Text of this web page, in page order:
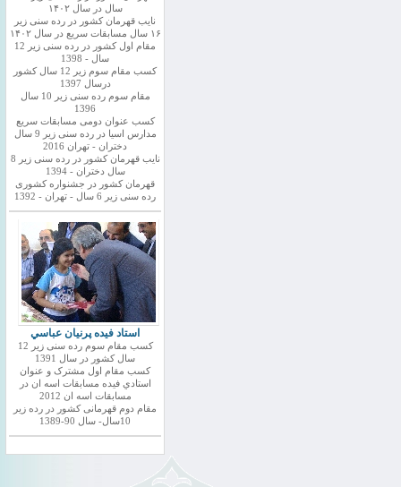
سال در سال ۱۴۰۲
نایب قهرمان کشور در رده سنی زیر
۱۶ سال مسابقات سریع در سال ۱۴۰۲
مقام اول کشور در رده سنی زیر 12
سال - 1398
کسب مقام سوم زیر 12 سال کشور
درسال 1397
مقام سوم رده سنی زیر 10 سال
1396
کسب عنوان دومی مسابقات سریع
مدارس اسیا در رده سنی زیر 9 سال
دختران - تهران 2016
نایب قهرمان کشور در رده سنی زیر 8
سال دختران - 1394
قهرمان کشور در جشنواره کشوری
رده سنی زیر 6 سال - تهران - 1392
استاد فيده پرنيان عباسي
کسب مقام سوم رده سنی زیر 12
سال کشور در سال 1391
کسب مقام اول مشترک و عنوان
استادي فيده مسابقات اسه ان در
مسابقات اسه ان 2012
مقام دوم قهرمانی کشور در رده زیر
10سال- سال 90-1389